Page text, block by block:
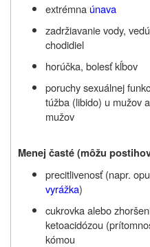
extrémna únava
zadržiavanie vody,
chodidiel
horúčka, bolesť kĺbov
poruchy sexuálnej
túžba (libido) u mužov
mužov
Menej časté (môžu
precitlivenosť (napr.
vyrážka)
cukrovka alebo
ketoacidózou
kómou